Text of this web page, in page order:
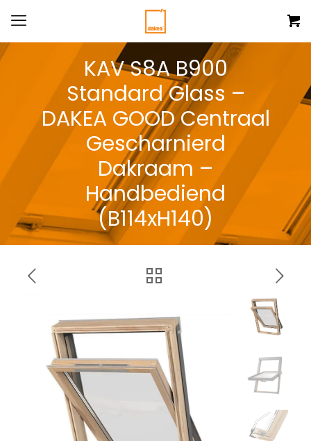
KAV S8A B900
Standard Glass –
DAKEA GOOD Centraal
Gescharnierd
Dakraam –
Handbediend
(B114xH140)